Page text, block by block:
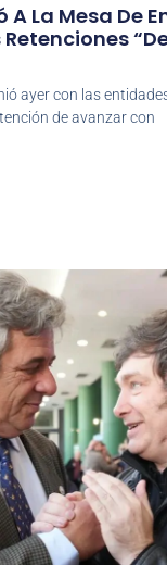
A La Mesa De
ayer con las
de avanzar con